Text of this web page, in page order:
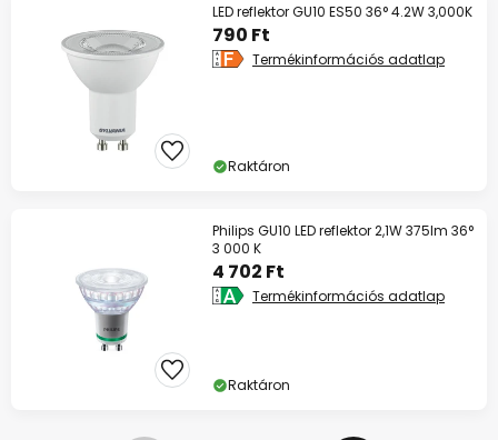
LED reflektor GU10 ES50 36° 4.2W 3,000K
790 Ft
Termékinformációs adatlap
Raktáron
Philips GU10 LED reflektor 2,1W 375lm 36°
3 000 K
4 702 Ft
Termékinformációs adatlap
Raktáron